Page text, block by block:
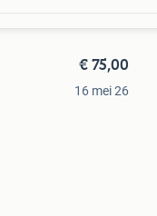
€ 75,00
16 mei 26